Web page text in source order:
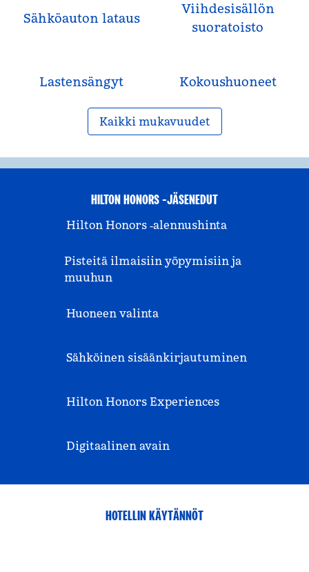
Sähköauton lataus
Viihdesisällön
suoratoisto
Lastensängyt Kokous­huoneet
Kaikki mukavuudet
HILTON HONORS -JÄSENEDUT
Hilton Honors ‑alennushinta
Pisteitä ilmaisiin yöpymisiin ja
muuhun
Huoneen valinta
Sähköinen sisäänkirjautuminen
Hilton Honors Experiences
Digitaalinen avain
HOTELLIN KÄYTÄNNÖT